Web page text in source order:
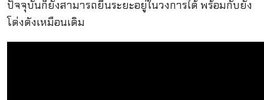
ปัจจุบันก็ยังสามารถยืนระยะอยู่ในวงการได้ พร้อมกับยัง
โด่งดังเหมือนเดิม